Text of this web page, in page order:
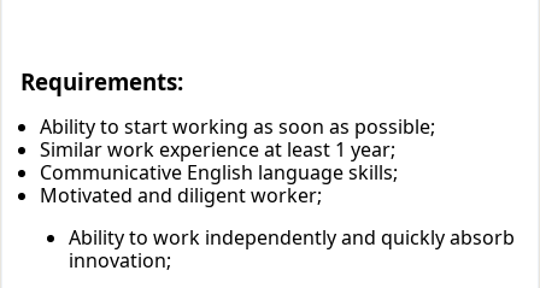
Requirements:
Ability to start working as soon as possible;
Similar work experience at least 1 year;
Communicative English language skills;
Motivated and diligent worker;
Ability to work independently and quickly absorb
innovation;